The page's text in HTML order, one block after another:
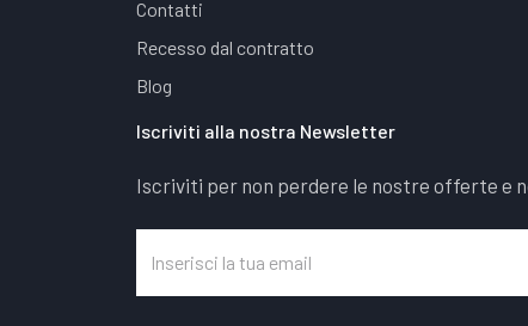
Contatti
Recesso dal contratto
Blog
Iscriviti alla nostra Newsletter
Iscriviti per non perdere le nostre offerte e